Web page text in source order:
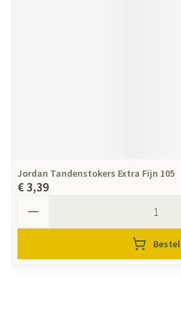
Jordan Tandenstokers Extra Fijn 105
€ 3,39
Bestel